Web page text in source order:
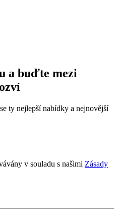
a buďte mezi
ty nejlepší nabídky a nejnovější
v souladu s našimi Zásady